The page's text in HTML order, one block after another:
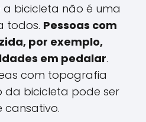
bicicleta não é uma
todos. Pessoas com
por exemplo,
em pedalar.
com topografia
da bicicleta pode ser
cansativo.